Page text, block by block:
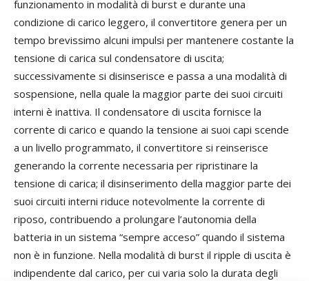
funzionamento in modalità di burst e durante una
condizione di carico leggero, il convertitore genera per un
tempo brevissimo alcuni impulsi per mantenere costante la
tensione di carica sul condensatore di uscita;
successivamente si disinserisce e passa a una modalità di
sospensione, nella quale la maggior parte dei suoi circuiti
interni è inattiva. Il condensatore di uscita fornisce la
corrente di carico e quando la tensione ai suoi capi scende
a un livello programmato, il convertitore si reinserisce
generando la corrente necessaria per ripristinare la
tensione di carica; il disinserimento della maggior parte dei
suoi circuiti interni riduce notevolmente la corrente di
riposo, contribuendo a prolungare l’autonomia della
batteria in un sistema “sempre acceso” quando il sistema
non è in funzione. Nella modalità di burst il ripple di uscita è
indipendente dal carico, per cui varia solo la durata degli